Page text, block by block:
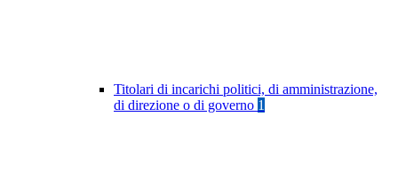
Titolari di incarichi politici, di amministrazione,
di direzione o di governo 1